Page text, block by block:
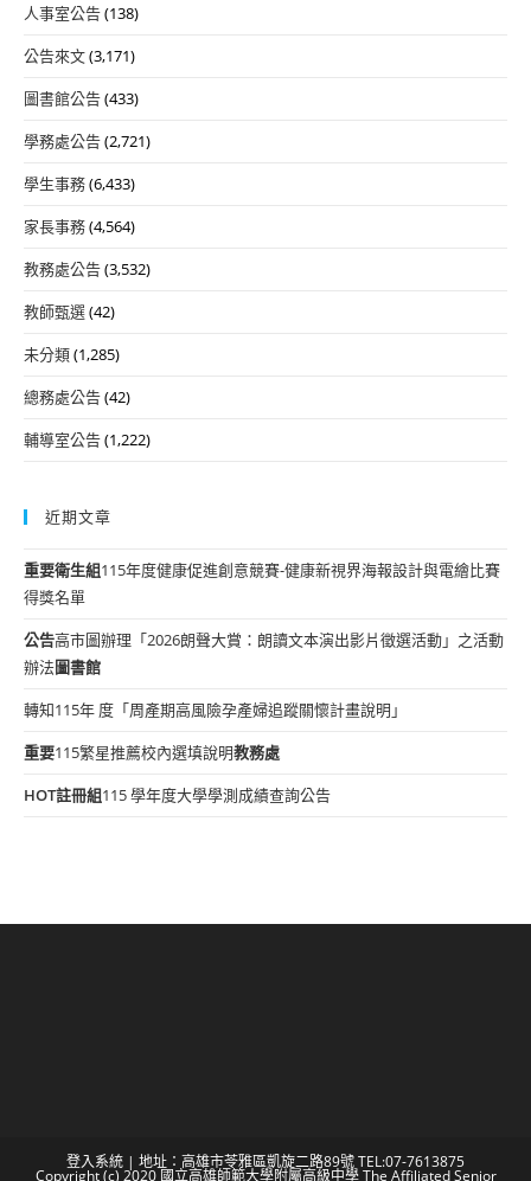
人事室公告(138)
公告來文(3,171)
圖書館公告(433)
學務處公告(2,721)
學生事務(6,433)
家長事務(4,564)
教務處公告(3,532)
教師甄選(42)
未分類(1,285)
總務處公告(42)
輔導室公告(1,222)
近期文章
重要衛生組115年度健康促進創意競賽-健康新視界海報設計與電繪比賽
得獎名單
公告高市圖辦理「2026朗聲大賞：朗讀文本演出影片徵選活動」之活動
辦法圖書館
轉知115年 度「周產期高風險孕產婦追蹤關懷計畫說明」
重要115繁星推薦校內選填說明教務處
HOT註冊組115 學年度大學學測成績查詢公告
登入系統 | 地址：高雄市苓雅區凱旋二路89號 TEL:07-7613875
Copyright (c) 2020 國立高雄師範大學附屬高級中學 The Affiliated Senior